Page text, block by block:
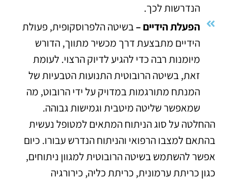
הנדרשות לכך.
הפעלת הידיים –בשיטה הלפרוסקופית, פעולת
הידיים מתבצעת דרך מכשיר מתווך, הדורש
מיומנות רבה כדי להגיע לדיוק הרצוי. לעומת
זאת, בשיטה הרובוטית התנועות הטבעיות של
המנתח מתורגמות במדויק על ידי הרובוט, מה
שמאפשר שליטה מיטבית וגמישות גבוהה.
ההחלטה על סוג הניתוח המתאים למטופל נעשית
בהתאם למצבו הרפואי והניתוח הנדרש עבורו. כיום
אפשר להשתמש בשיטה הרובוטית למגוון ניתוחים,
כגון כריתת ערמונית, כריתת כליה, כירורגיה